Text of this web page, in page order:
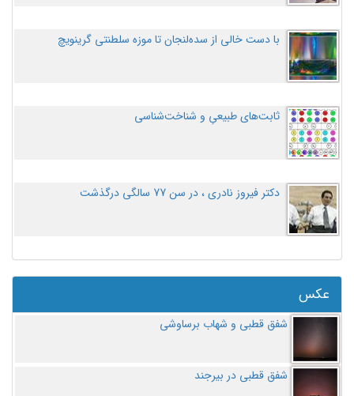
با دست خالی از سده‌لنجان تا موزه سلطنتی گرینویچ
ثابت‌های طبیعیِ و شناخت‌شناسی
دکتر فیروز نادری ، در سن 77 سالگی درگذشت
عکس
شفق قطبی و شهاب برساوشی
شفق قطبی در بیرجند